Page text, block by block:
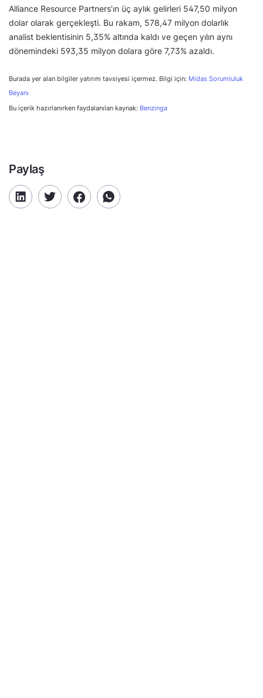
Alliance Resource Partners’ın üç aylık gelirleri 547,50 milyon
dolar olarak gerçekleşti. Bu rakam, 578,47 milyon dolarlık
analist beklentisinin 5,35% altında kaldı ve geçen yılın aynı
dönemindeki 593,35 milyon dolara göre 7,73% azaldı.
Burada yer alan bilgiler yatırım tavsiyesi içermez. Bilgi için: Midas Sorumluluk
Beyanı
Bu içerik hazırlanırken faydalanılan kaynak: Benzinga
Paylaş